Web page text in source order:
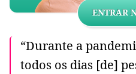
ENTRAR
“Durante a
todos os dias [de]